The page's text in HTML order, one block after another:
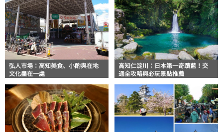
弘人市場：高知美食、小酌與在地
文化盡在一處
高知仁淀川：日本第一奇蹟藍！交
通全攻略與必玩景點推薦